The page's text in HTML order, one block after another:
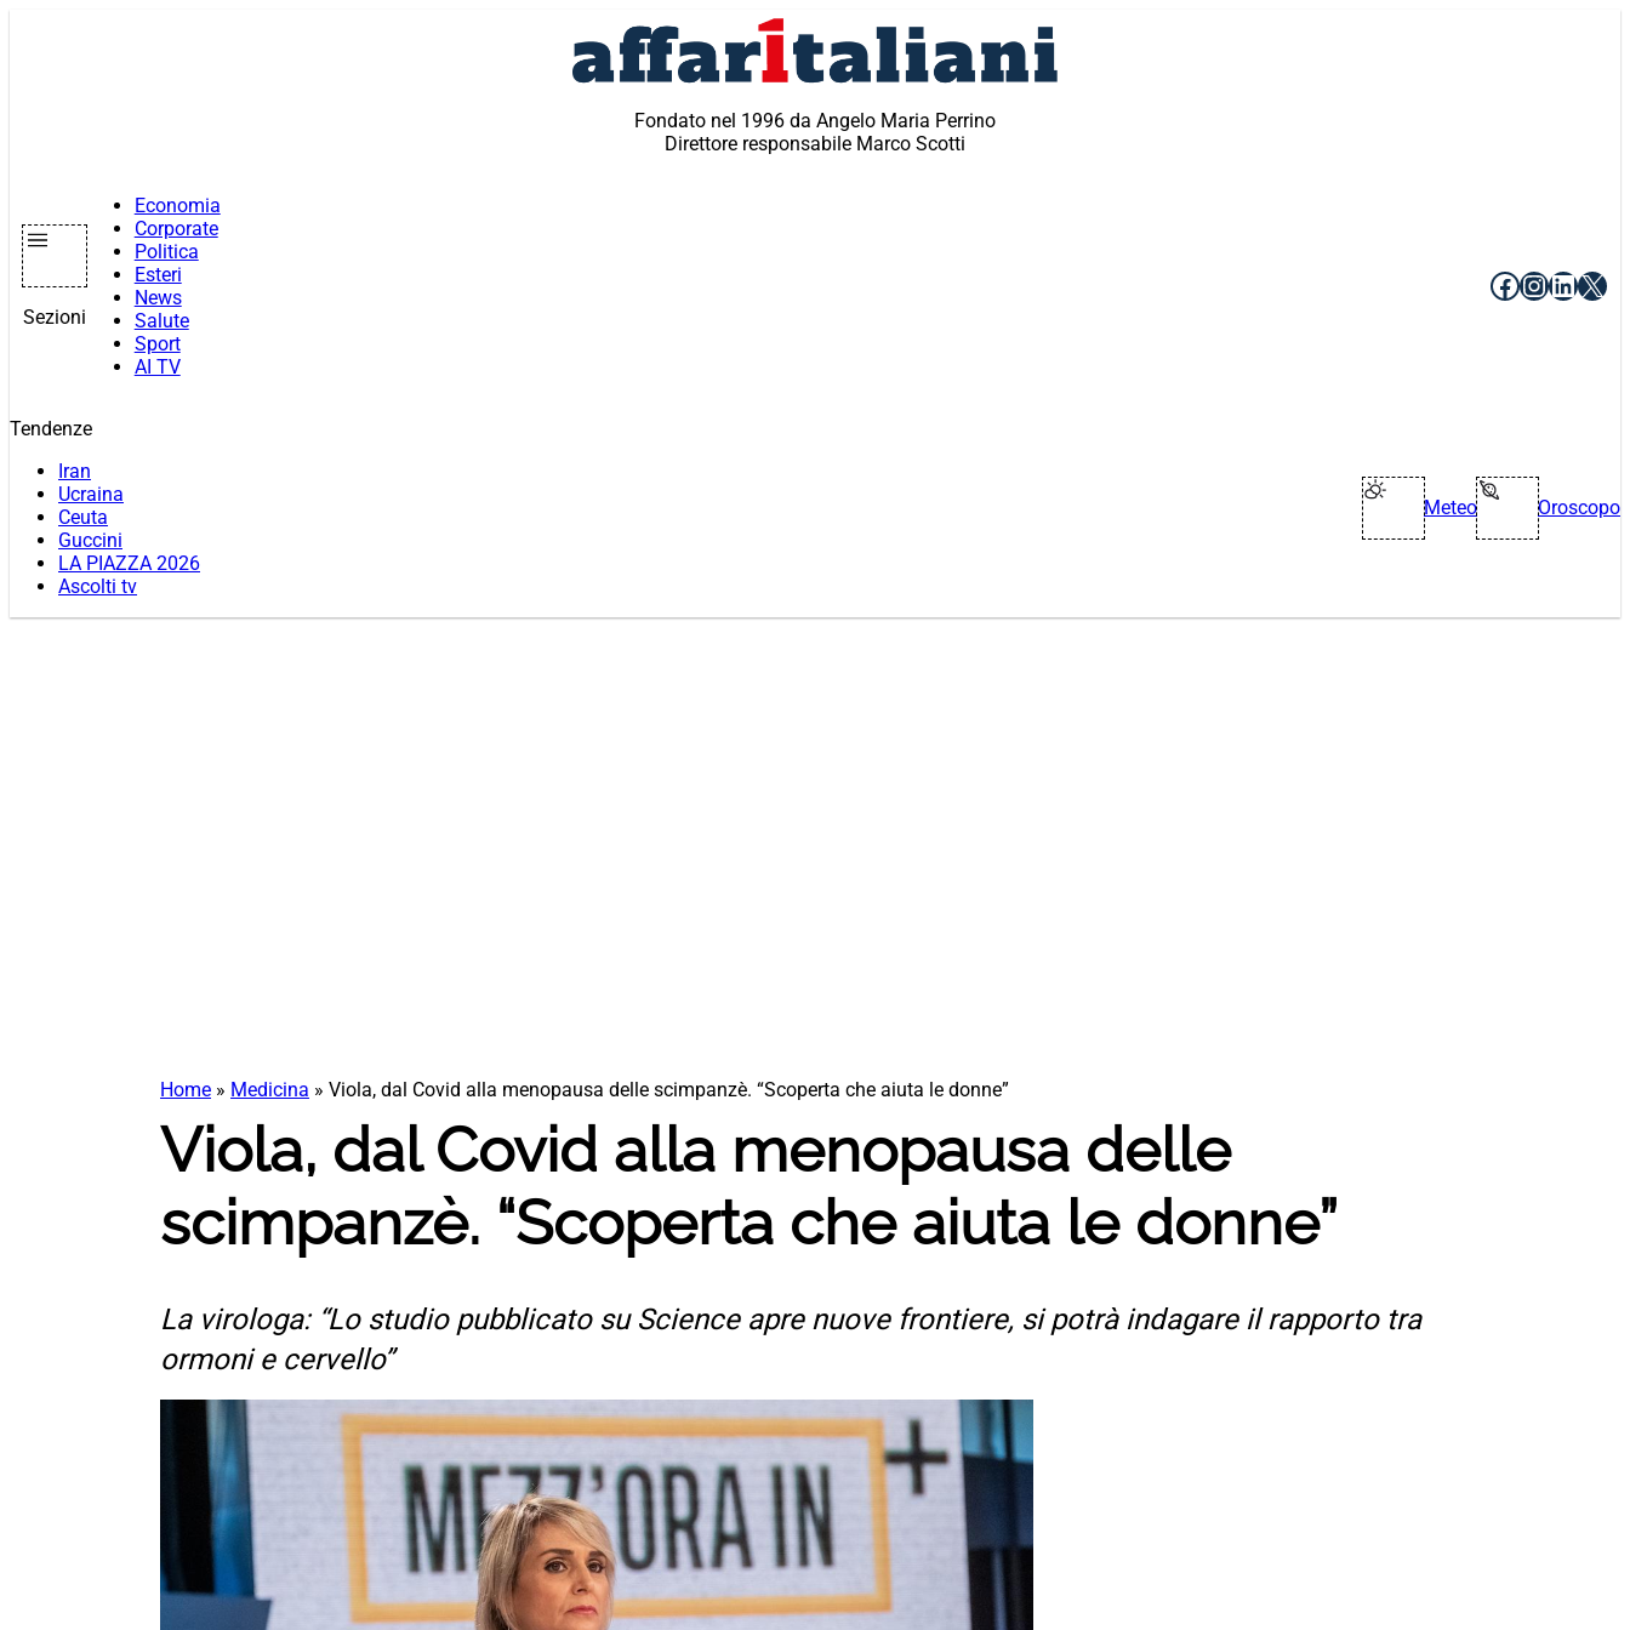
Fondato nel 1996 da Angelo Maria Perrino
Direttore responsabile Marco Scotti
Sezioni
Economia
Corporate
Politica
Esteri
News
Salute
Sport
AI TV
Facebook
X
Tendenze
Iran
Ucraina
Ceuta
Guccini
LA PIAZZA 2026
Ascolti tv
Meteo Oroscopo
Home » Medicina » Viola, dal Covid alla menopausa delle scimpanzè. “Scoperta che aiuta le donne”
Viola, dal Covid alla menopausa delle
scimpanzè. “Scoperta che aiuta le donne”
La virologa: “Lo studio pubblicato su Science apre nuove frontiere, si potrà indagare il rapporto tra
ormoni e cervello”